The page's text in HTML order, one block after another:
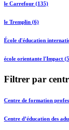
le Carrefour (135)
le Tremplin (6)
École d'éducation
école orientante l'Impact
Filtrer par
Centre de formation
Centre d’éducation des